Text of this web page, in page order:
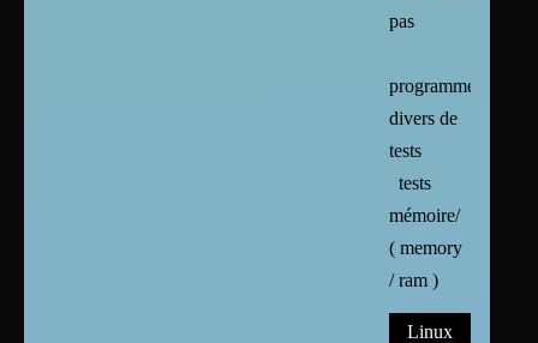
pas
programmes
divers de
tests
tests
mémoire/
( memory
/ ram )
Linux